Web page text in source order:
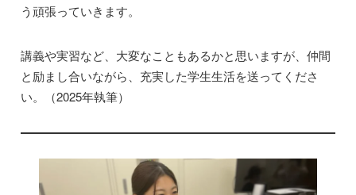
う頑張っていきます。
講義や実習など、大変なこともあるかと思いますが、仲間
と励まし合いながら、充実した学生生活を送ってくださ
い。（2025年執筆）